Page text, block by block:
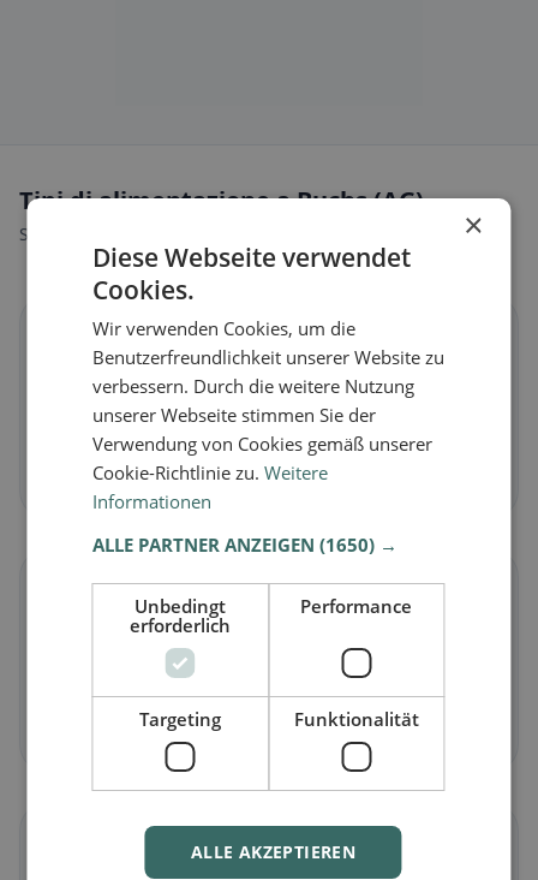
Tipi di alimentazione a Buchs (AG)
Scopri ristoranti adatti al tuo stile alimentare.
Veganoin Buchs (AG)
Piatti vegetali e cucina vegana
Scopri ora →
🥕
Vegetarianoin Buchs (AG)
Piatti senza carne e classici vegetariani
Scopri ora →
×
Diese Webseite verwendet
Cookies.
Wir verwenden Cookies, um die
Benutzerfreundlichkeit unserer Website zu
verbessern. Durch die weitere Nutzung
unserer Webseite stimmen Sie der
Verwendung von Cookies gemäß unserer
Cookie-Richtlinie zu.Weitere
Informationen
ALLE PARTNER ANZEIGEN(1650) →
Unbedingt
erforderlich
Performance
Targeting Funktionalität
ALLE AKZEPTIEREN